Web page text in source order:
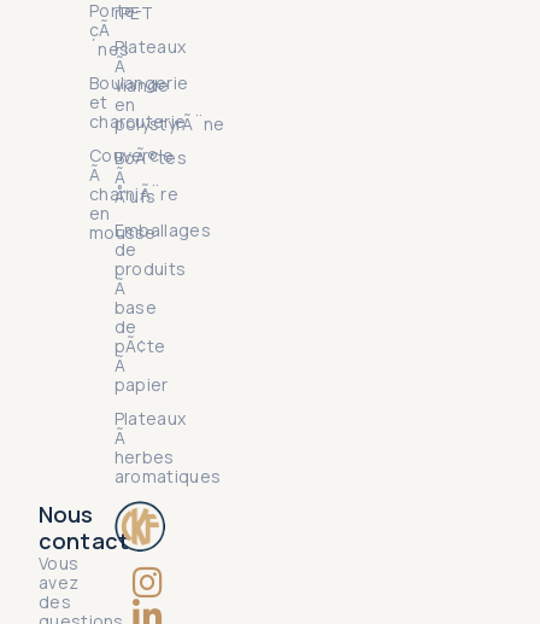
rPET
Plateaux
Ã
viande
en
polystyrÃ¨ne
BoÃ®tes
Ã
Å“ufs
Emballages
de
produits
Ã
base
de
pÃ¢te
Ã
papier
Plateaux
Ã
herbes
aromatiques
Porte-
cÃ
´nes
Boulangerie
et
charcuterie
Couvercle
Ã
charniÃ¨re
en
mousse
Nous
contact
Vous
avez
des